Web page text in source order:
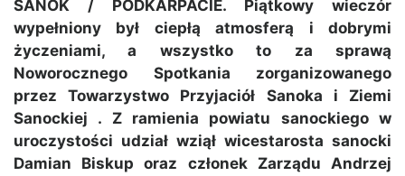
SANOK / PODKARPACIE. Piątkowy wieczór
wypełniony był ciepłą atmosferą i dobrymi
życzeniami, a wszystko to za sprawą
Noworocznego Spotkania zorganizowanego
przez Towarzystwo Przyjaciół Sanoka i Ziemi
Sanockiej . Z ramienia powiatu sanockiego w
uroczystości udział wziął wicestarosta sanocki
Damian Biskup oraz członek Zarządu Andrzej